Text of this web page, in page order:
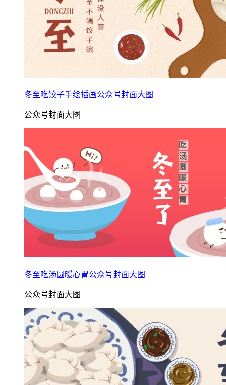
冬至吃饺子手绘插画公众号封面大图
公众号封面大图
冬至吃汤圆暖心胃公众号封面大图
公众号封面大图